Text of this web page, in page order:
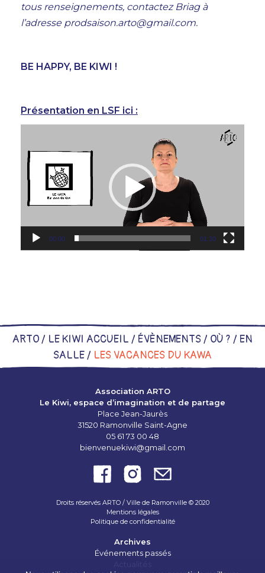
tous renseignements, contactez Briag à
l’adresse prodsaison.arto@gmail.com.
BE HAPPY, BE KIWI !
Présentation en LSF ici :
00:00 01:30
ARTO / LE KIWI ACCUEIL / ÉVÈNEMENTS / OÙ ? / EN
SALLE/ LES VACANCES DU KAWA
Association ARTO
Le Kiwi, espace d’imagination et de partage
Place Jean-Jaurès
31520 Ramonville Saint-Agne
05 61 73 00 48
bienvenuekiwi@gmail.com
Droits réservés ARTO / Ville de Ramonville © 2020
Mentions légales
Politique de confidentialité
Archives
Événements passés